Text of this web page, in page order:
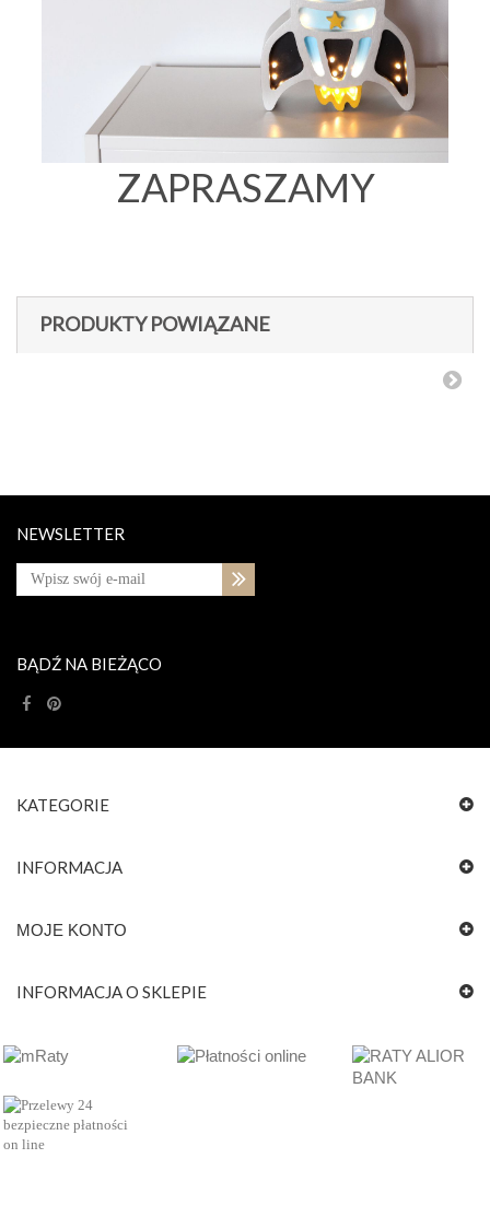
ZAPRASZAMY
PRODUKTY POWIĄZANE
NEWSLETTER
BĄDŹ NA BIEŻĄCO
KATEGORIE
INFORMACJA
MOJE KONTO
INFORMACJA O SKLEPIE